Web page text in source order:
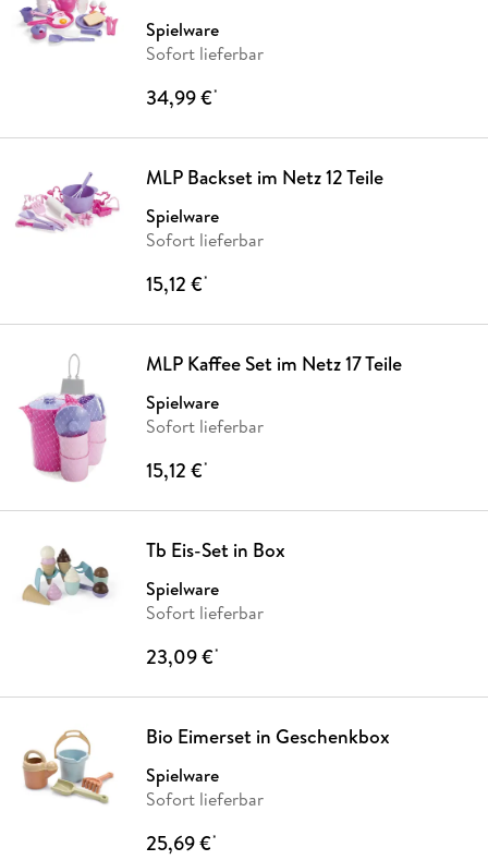
Spielware
Sofort lieferbar
34,99 €*
MLP Backset im Netz 12 Teile
Spielware
Sofort lieferbar
15,12 €*
MLP Kaffee Set im Netz 17 Teile
Spielware
Sofort lieferbar
15,12 €*
Tb Eis-Set in Box
Spielware
Sofort lieferbar
23,09 €*
Bio Eimerset in Geschenkbox
Spielware
Sofort lieferbar
25,69 €*